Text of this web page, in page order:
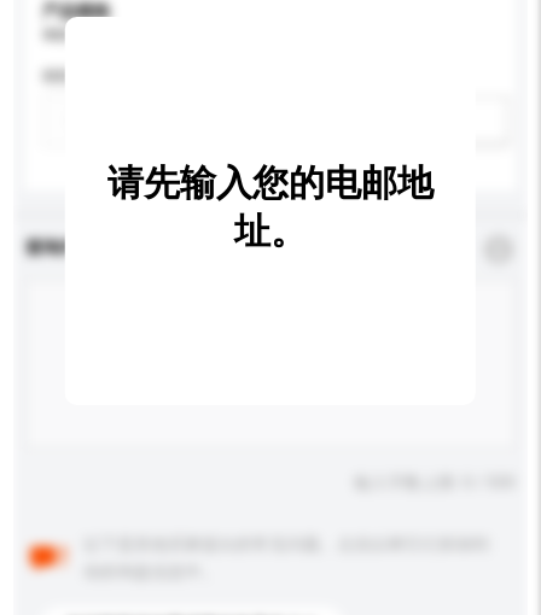
产品规格
查询内容
请先输入您的电邮地
址。